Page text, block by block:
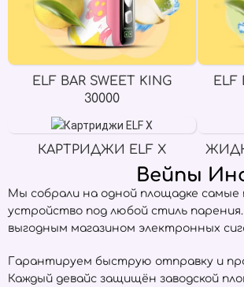
ELF BAR SWEET KING
30000
ELF
КАРТРИДЖИ ELF X
Вейпы
Мы собрали на одной площадке
устройство под любой стиль
выгодным магазином электронных
Гарантируем быструю отправку и
Каждый девайс защищён заводской